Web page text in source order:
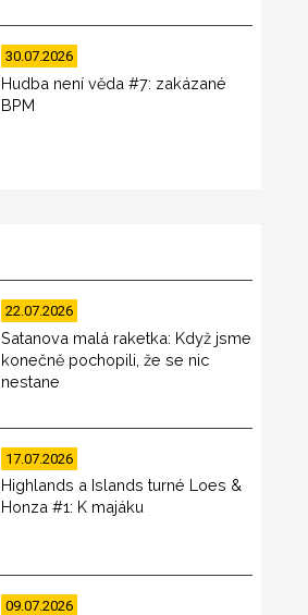
30.07.2026
Hudba není věda #7: zakázané
BPM
22.07.2026
Satanova malá raketka: Když jsme
konečně pochopili, že se nic
nestane
17.07.2026
Highlands a Islands turné Loes &
Honza #1: K majáku
09.07.2026